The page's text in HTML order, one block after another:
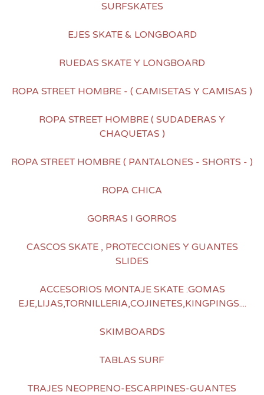
SURFSKATES
EJES SKATE & LONGBOARD
RUEDAS SKATE Y LONGBOARD
ROPA STREET HOMBRE - ( CAMISETAS Y CAMISAS )
ROPA STREET HOMBRE ( SUDADERAS Y
CHAQUETAS )
ROPA STREET HOMBRE ( PANTALONES - SHORTS - )
ROPA CHICA
GORRAS I GORROS
CASCOS SKATE , PROTECCIONES Y GUANTES
SLIDES
ACCESORIOS MONTAJE SKATE :GOMAS
EJE,LIJAS,TORNILLERIA,COJINETES,KINGPINGS....
SKIMBOARDS
TABLAS SURF
TRAJES NEOPRENO-ESCARPINES-GUANTES